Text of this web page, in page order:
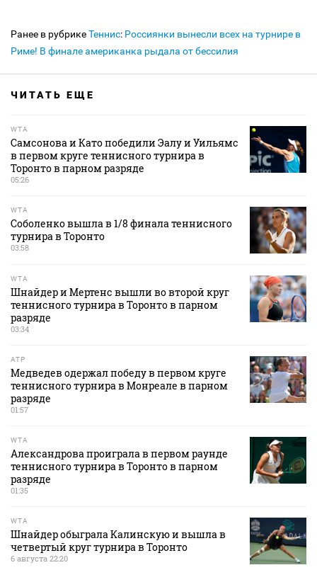
Ранее в рубрикеТеннис: Россиянки вынесли всех на турнире в
Риме! В финале американка рыдала от бессилия
ЧИТАТЬ ЕЩЕ
WTA
Самсонова и Като победили Эалу и Уильямс
в первом круге теннисного турнира в
Торонто в парном разряде
05:26
WTA
Соболенко вышла в 1/8 финала теннисного
турнира в Торонто
03:58
WTA
Шнайдер и Мертенс вышли во второй круг
теннисного турнира в Торонто в парном
разряде
03:34
ATP
Медведев одержал победу в первом круге
теннисного турнира в Монреале в парном
разряде
01:57
WTA
Александрова проиграла в первом раунде
теннисного турнира в Торонто в парном
разряде
01:35
WTA
Шнайдер обыграла Калинскую и вышла в
четвертый круг турнира в Торонто
6 августа 22:20